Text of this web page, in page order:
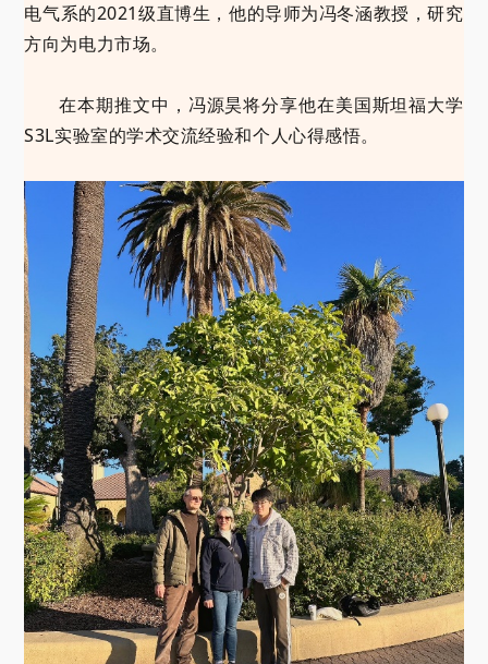
关于我们
选择身份
下载中心 联系我们
电气系的2021级直博生，他的导师为冯冬涵教授，研究
方向为电力市场。
在本期推文中，冯源昊将分享他在美国斯坦福大学
S3L实验室的学术交流经验和个人心得感悟。